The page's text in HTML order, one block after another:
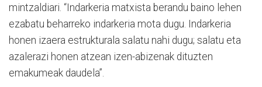
mintzaldiari. “Indarkeria matxista berandu baino lehen
ezabatu beharreko indarkeria mota dugu. Indarkeria
honen izaera estrukturala salatu nahi dugu; salatu eta
azalerazi honen atzean izen-abizenak dituzten
emakumeak daudela”.